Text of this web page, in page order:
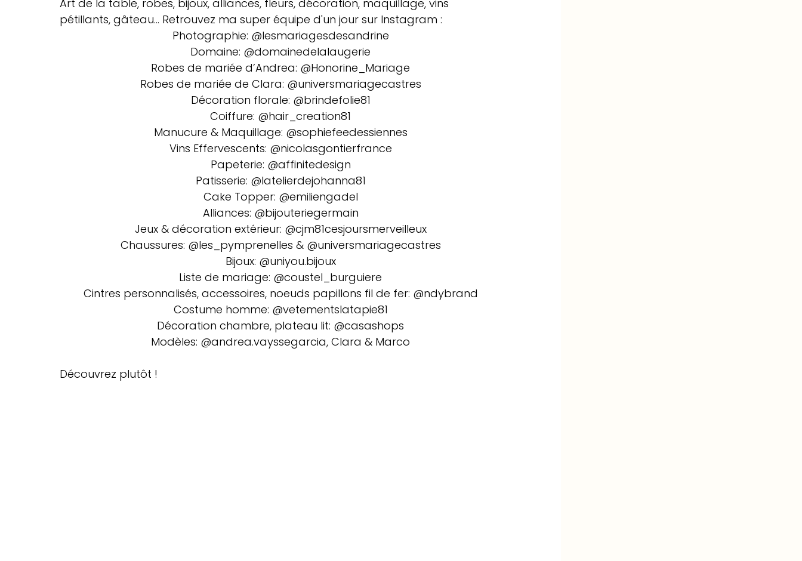
Art de la table, robes, bijoux, alliances, fleurs, décoration, maquillage, vins
pétillants, gâteau... Retrouvez ma super équipe d'un jour sur Instagram :
Photographie: @lesmariagesdesandrine
Domaine: @domainedelalaugerie
Robes de mariée d’Andrea: @Honorine_Mariage
Robes de mariée de Clara: @universmariagecastres
Décoration florale: @brindefolie81
Coiffure: @hair_creation81
Manucure & Maquillage: @sophiefeedessiennes
Vins Effervescents: @nicolasgontierfrance
Papeterie: @affinitedesign
Patisserie: @latelierdejohanna81
Cake Topper: @emiliengadel
Alliances: @bijouteriegermain
Jeux & décoration extérieur: @cjm81cesjoursmerveilleux
Chaussures: @les_pymprenelles & @universmariagecastres
Bijoux: @uniyou.bijoux
Liste de mariage: @coustel_burguiere
Cintres personnalisés, accessoires, noeuds papillons fil de fer: @ndybrand
Costume homme: @vetementslatapie81
Décoration chambre, plateau lit: @casashops
Modèles: @andrea.vayssegarcia, Clara & Marco
Découvrez plutôt !